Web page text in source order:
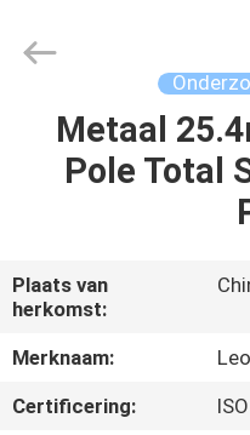
HUIS
ONGEVEER
ONS
FABRIEKSREIS
Co.,Ltd.
Metaal
Pole Total
Plaats van
herkomst:
Merknaam:
Certificering:
ISO